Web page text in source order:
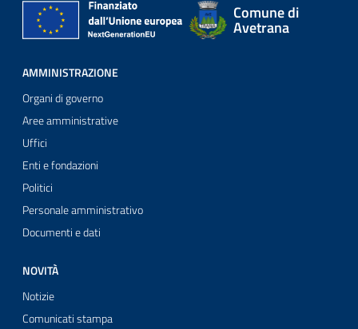
Comune di
Avetrana
AMMINISTRAZIONE
Organi di governo
Aree amministrative
Uffici
Enti e fondazioni
Politici
Personale amministrativo
Documenti e dati
NOVITÀ
Notizie
Comunicati stampa